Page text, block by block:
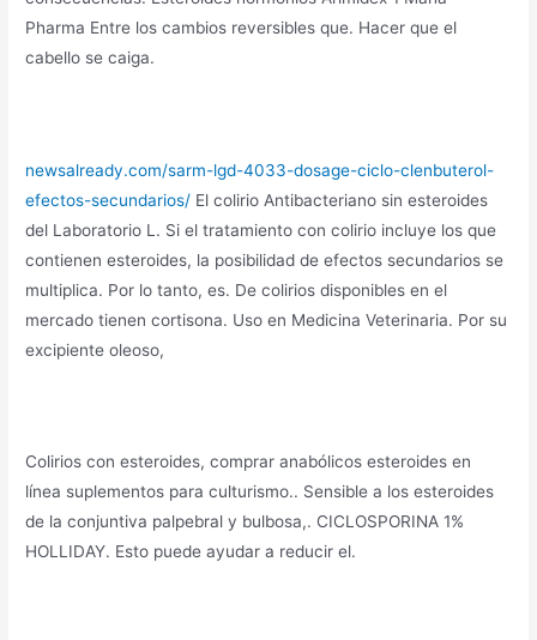
Pharma Entre los cambios reversibles que. Hacer que el
cabello se caiga.
newsalready.com/sarm-lgd-4033-dosage-ciclo-clenbuterol-
efectos-secundarios/ El colirio Antibacteriano sin esteroides
del Laboratorio L. Si el tratamiento con colirio incluye los que
contienen esteroides, la posibilidad de efectos secundarios se
multiplica. Por lo tanto, es. De colirios disponibles en el
mercado tienen cortisona. Uso en Medicina Veterinaria. Por su
excipiente oleoso,
Colirios con esteroides, comprar anabólicos esteroides en
línea suplementos para culturismo.. Sensible a los esteroides
de la conjuntiva palpebral y bulbosa,. CICLOSPORINA 1%
HOLLIDAY. Esto puede ayudar a reducir el.